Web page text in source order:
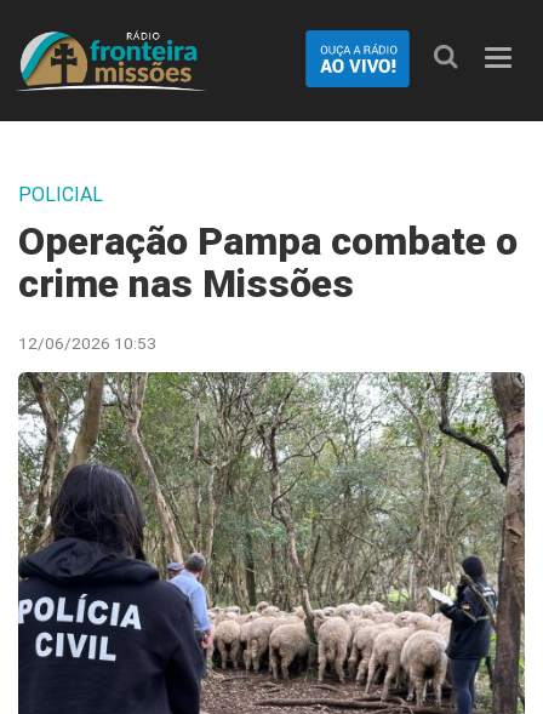
POLICIAL
Operação Pampa combate o
crime nas Missões
12/06/2026 10:53